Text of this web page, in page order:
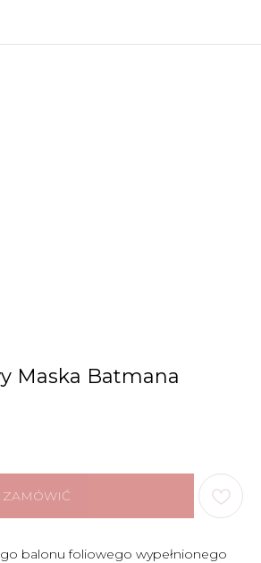
Maska Batmana
ZAMÓWIĆ
balonu foliowego wypełnionego